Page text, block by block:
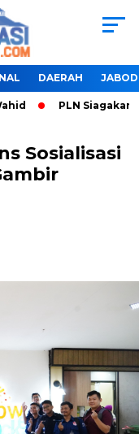
DAERAH
PLN Siagakan
Sosialisasi